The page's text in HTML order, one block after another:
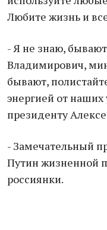
Любите жизнь и
- Я не знаю,
Владимирович,
бывают,
энергией от наших
президенту
- Замечательный
Путин жизненной
россиянки.